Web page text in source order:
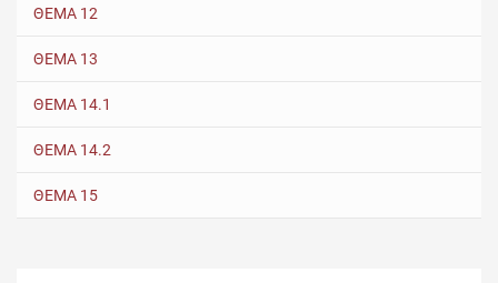
ΘΕΜΑ 12
ΘΕΜΑ 13
ΘΕΜΑ 14.1
ΘΕΜΑ 14.2
ΘΕΜΑ 15